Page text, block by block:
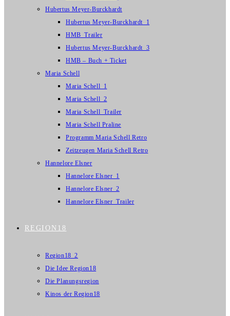
Hubertus Meyer-Burckhardt
Hubertus Meyer-Burckhardt_1
HMB_Trailer
Hubertus Meyer-Burckhardt_3
HMB – Buch + Ticket
Maria Schell
Maria Schell_1
Maria Schell_2
Maria Schell_Trailer
Maria Schell Praline
Programm Maria Schell Retro
Zeitzeugen Maria Schell Retro
Hannelore Elsner
Hannelore Elsner_1
Hannelore Elsner_2
Hannelore Elsner_Trailer
REGION18
Region18_2
Die Idee Region18
Die Planungsregion
Kinos der Region18